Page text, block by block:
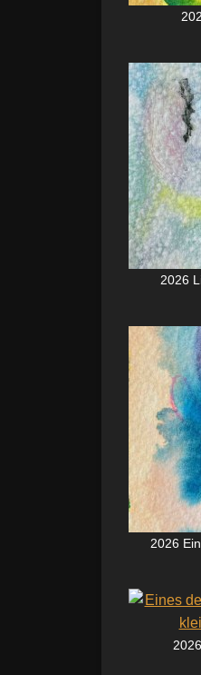
2026
2026